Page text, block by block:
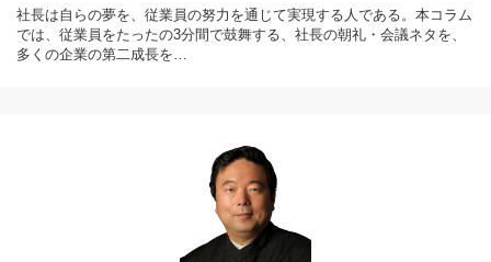
社長は自らの夢を、従業員の努力を通じて実現する人である。本コラム
では、従業員をたったの3分間で鼓舞する、社長の朝礼・会議ネタを、
多くの企業の第二成長を…